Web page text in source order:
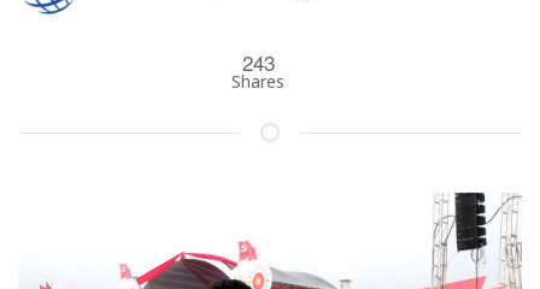
243
Shares